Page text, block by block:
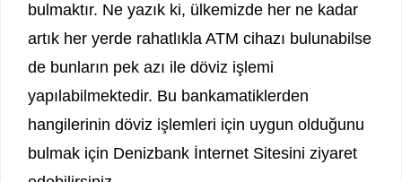
bulmaktır. Ne yazık ki, ülkemizde her ne kadar
artık her yerde rahatlıkla ATM cihazı bulunabilse
de bunların pek azı ile döviz işlemi
yapılabilmektedir. Bu bankamatiklerden
hangilerinin döviz işlemleri için uygun olduğunu
bulmak için Denizbank İnternet Sitesini ziyaret